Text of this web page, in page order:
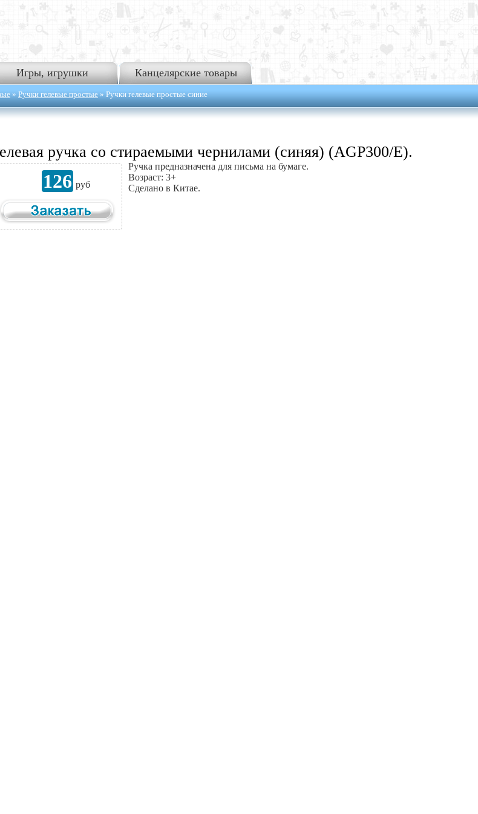
Игры, игрушки Канцелярские товары
»Ручки гелевые простые» Ручки гелевые простые синие
ручка со стираемыми чернилами (синяя) (AGP300/E).
126 руб
Ручка предназначена для письма на бумаге.
Возраст: 3+
Сделано в Китае.